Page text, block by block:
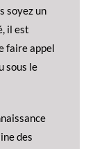
soyez un
il est
faire appel
sous le
des